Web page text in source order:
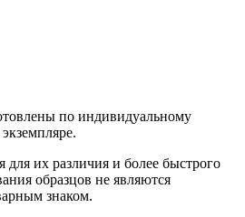
по индивидуальному
их различия и более быстрого
образцов не являются
знаком.